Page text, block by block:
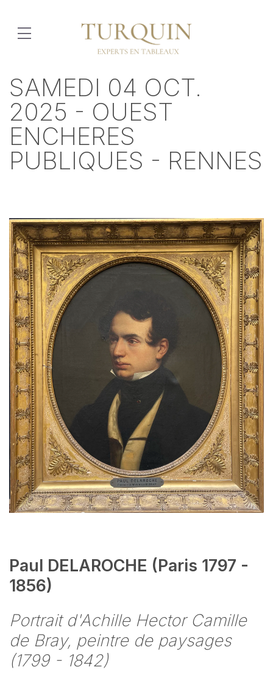
SAMEDI 04 OCT.
2025 - OUEST
ENCHERES
PUBLIQUES - RENNES
Paul DELAROCHE (Paris 1797 -
1856)
Portrait d'Achille Hector Camille
de Bray, peintre de paysages
(1799 - 1842)